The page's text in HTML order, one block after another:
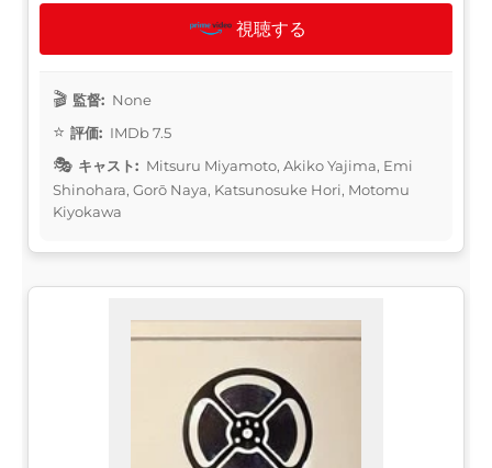
視聴する
監督: None
評価: IMDb 7.5
キャスト: Mitsuru Miyamoto, Akiko Yajima, Emi
Shinohara, Gorō Naya, Katsunosuke Hori, Motomu
Kiyokawa